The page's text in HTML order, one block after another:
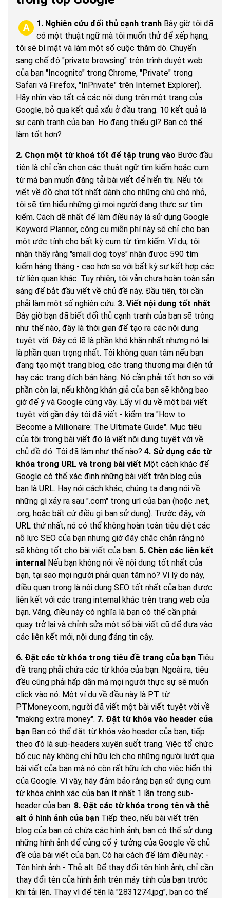
A 1. Nghiên cứu đối thủ cạnh tranh Bây giờ tôi đã
có một thuật ngữ mà tôi muốn thử để xếp hạng,
tôi sẽ bí mật và làm một số cuộc thăm dò. Chuyển
sang chế độ "private browsing" trên trình duyệt web
của bạn "Incognito" trong Chrome, "Private" trong
Safari và Firefox, "InPrivate" trên Internet Explorer).
Hãy nhìn vào tất cả các nội dung trên một trang của
Google, bỏ qua kết quả xấu ở đầu trang. 10 kết quả là
sự cạnh tranh của bạn. Họ đang thiếu gì? Bạn có thể
làm tốt hơn?
2. Chọn một từ khoá tốt để tập trung vào Bước đầu
tiên là chỉ cần chọn các thuật ngữ tìm kiếm hoặc cụm
từ mà bạn muốn đăng tải bài viết để hiển thị. Nếu tôi
viết về đồ chơi tốt nhất dành cho những chú chó nhỏ,
tôi sẽ tìm hiểu những gì mọi người đang thực sự tìm
kiếm. Cách dễ nhất để làm điều này là sử dụng Google
Keyword Planner, công cụ miễn phí này sẽ chỉ cho bạn
một ước tính cho bất kỳ cụm từ tìm kiếm. Ví dụ, tôi
nhận thấy rằng "small dog toys" nhận được 590 tìm
kiếm hàng tháng - cao hơn so với bất kỳ sự kết hợp các
từ liên quan khác. Tuy nhiên, tôi vẫn chưa hoàn toàn sẵn
sàng để bắt đầu viết về chủ đề này. Đầu tiên, tôi cần
phải làm một số nghiên cứu. 3. Viết nội dung tốt nhất
Bây giờ bạn đã biết đối thủ cạnh tranh của bạn sẽ trông
như thế nào, đây là thời gian để tạo ra các nội dung
tuyệt vời. Đây có lẽ là phần khó khăn nhất nhưng nó lại
là phần quan trọng nhất. Tôi không quan tâm nếu bạn
đang tạo một trang blog, các trang thương mại điện tử
hay các trang đích bán hàng. Nó cần phải tốt hơn so với
phần còn lại, nếu không khán giả của bạn sẽ không bao
giờ để ý và Google cũng vậy. Lấy ví dụ về một bái viết
tuyệt vời gần đây tôi đã viết - kiểm tra "How to
Become a Millionaire: The Ultimate Guide". Mục tiêu
của tôi trong bài viết đó là viết nội dung tuyệt vời về
chủ đề đó. Tôi đã làm như thế nào? 4. Sử dụng các từ
khóa trong URL và trong bài viết Một cách khác để
Google có thể xác định những bài viết trên blog của
bạn là URL. Hay nói cách khác, chúng ta đang nói về
những gì xảy ra sau ".com" trong url của bạn (hoặc .net,
.org, hoặc bất cứ điều gì bạn sử dụng). Trước đây, với
URL thứ nhất, nó có thể không hoàn toàn tiêu diệt các
nỗ lực SEO của bạn nhưng giờ đây chắc chắn rằng nó
sẽ không tốt cho bài viết của bạn. 5. Chèn các liên kết
internal Nếu bạn không nói về nội dung tốt nhất của
bạn, tại sao mọi người phải quan tâm nó? Vì lý do này,
điều quan trọng là nội dung SEO tốt nhất của bạn được
liên kết với các trang internal khác trên trang web của
bạn. Vâng, điều này có nghĩa là bạn có thể cần phải
quay trở lại và chỉnh sửa một số bài viết cũ để đưa vào
các liên kết mới, nội dung đáng tin cậy.
6. Đặt các từ khóa trong tiêu đề trang của bạn Tiêu
đề trang phải chứa các từ khóa của bạn. Ngoài ra, tiêu
đều cũng phải hấp dẫn mà mọi người thực sự sẽ muốn
click vào nó. Một ví dụ về đều này là PT từ
PTMoney.com, người đã viết một bài viết tuyệt vời về
"making extra money". 7. Đặt từ khóa vào header của
bạn Bạn có thể đặt từ khóa vào header của bạn, tiếp
theo đó là sub-headers xuyên suốt trang. Việc tổ chức
bố cục này không chỉ hữu ích cho những người lướt qua
bài viết của bạn mà nó còn rất hữu ích cho việc hiển thị
của Google. Vì vậy, hãy đảm bảo rằng bạn sử dụng cụm
từ khóa chính xác của bạn ít nhất 1 lần trong sub-
header của bạn. 8. Đặt các từ khóa trong tên và thẻ
alt ở hình ảnh của bạn Tiếp theo, nếu bài viết trên
blog của bạn có chứa các hình ảnh, bạn có thể sử dụng
những hình ảnh để củng cố ý tưởng của Google về chủ
đề của bài viết của bạn. Có hai cách để làm điều này: -
Tên hình ảnh - Thẻ alt Để thay đổi tên hình ảnh, chỉ cần
thay đổi tên của hình ảnh trên máy tính của bạn trước
khi tải lên. Thay vì để tên là "2831274.jpg", bạn có thể